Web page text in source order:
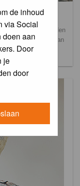
de inhoud
via Social
doen aan
Door
je
door
foto's worden
blijven hier staan